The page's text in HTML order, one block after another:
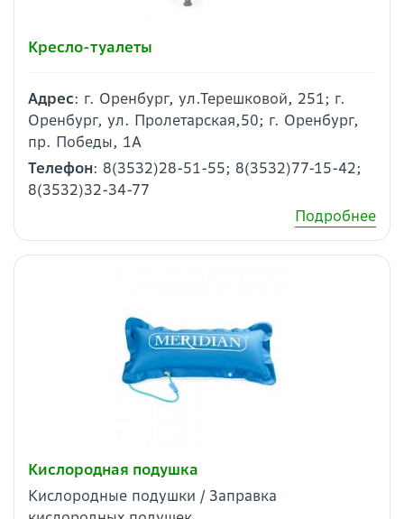
Кресло-туалеты
Адрес: г. Оренбург, ул.Терешковой, 251; г.
Оренбург, ул. Пролетарская,50; г. Оренбург,
пр. Победы, 1А
Телефон: 8(3532)28-51-55; 8(3532)77-15-42;
8(3532)32-34-77
Подробнее
Кислородная подушка
Кислородные подушки / Заправка